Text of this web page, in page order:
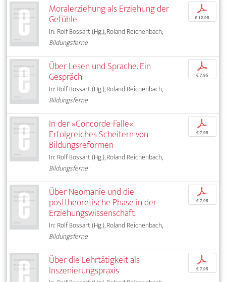
Moralerziehung als Erziehung der
Gefühle
In: Rolf Bossart (Hg.), Roland Reichenbach,
Bildungsferne
p
€ 12,95
Über Lesen und Sprache. Ein
Gespräch
In: Rolf Bossart (Hg.), Roland Reichenbach,
Bildungsferne
p
€ 7,95
In der »Concorde-Falle«.
Erfolgreiches Scheitern von
Bildungsreformen
In: Rolf Bossart (Hg.), Roland Reichenbach,
Bildungsferne
p
€ 7,95
Über Neomanie und die
posttheoretische Phase in der
Erziehungswissenschaft
In: Rolf Bossart (Hg.), Roland Reichenbach,
Bildungsferne
p
€ 7,95
Über die Lehrtätigkeit als
Inszenierungspraxis
p
€ 7,95